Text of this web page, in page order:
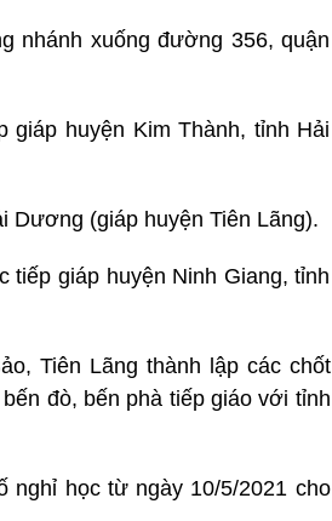
nhánh xuống đường 356, quận
huyện Kim Thành, tỉnh Hải
Dương (giáp huyện Tiên Lãng).
tiếp giáp huyện Ninh Giang, tỉnh
Tiên Lãng thành lập các chốt
đò, bến phà tiếp giáo với tỉnh
nghỉ học từ ngày 10/5/2021 cho